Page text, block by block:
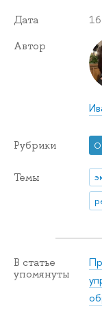
Дата
Автор
Рубрики
Темы
В статье
упомянуты